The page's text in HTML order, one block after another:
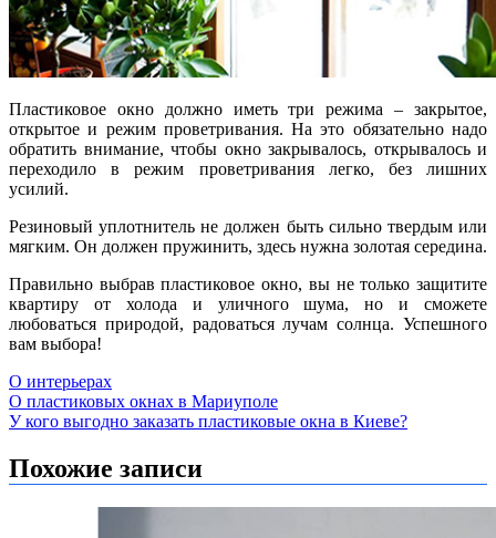
Пластиковое окно должно иметь три режима – закрытое,
открытое и режим проветривания. На это обязательно надо
обратить внимание, чтобы окно закрывалось, открывалось и
переходило в режим проветривания легко, без лишних
усилий.
Резиновый уплотнитель не должен быть сильно твердым или
мягким. Он должен пружинить, здесь нужна золотая середина.
Правильно выбрав пластиковое окно, вы не только защитите
квартиру от холода и уличного шума, но и сможете
любоваться природой, радоваться лучам солнца. Успешного
вам выбора!
О интерьерах
Навигация
по
записям
О пластиковых окнах в Мариуполе
У кого выгодно заказать пластиковые окна в Киеве?
Похожие записи